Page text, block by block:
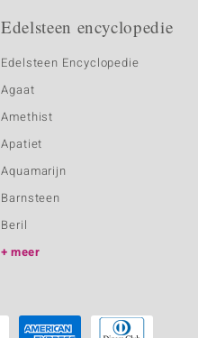
Edelsteen encyclopedie
Edelsteen Encyclopedie
Agaat
Amethist
Apatiet
Aquamarijn
Barnsteen
Beril
meer